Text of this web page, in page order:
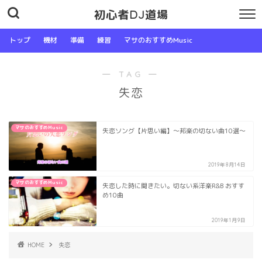
初心者DJ道場
トップ 機材 準備 練習 マサのおすすめMusic
― TAG ―
失恋
マサのおすすめMusic 失恋ソング【片思い編】〜邦楽の切ない曲10選〜
2019年8月14日
マサのおすすめMusic
失恋した時に聞きたい。切ない系洋楽R&B おすす
め10曲
2019年1月9日
HOME 失恋